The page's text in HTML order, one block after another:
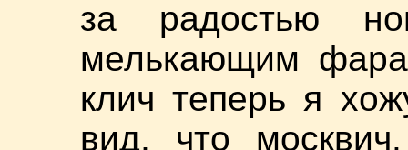
за радостью
мелькающим
клич теперь я
вид, что